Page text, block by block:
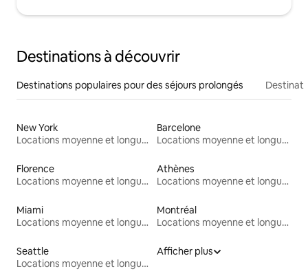
Destinations à découvrir
Destinations populaires pour des séjours prolongés
New York
Locations moyenne et longue durée
Barcelone
Locations moyenne et longue durée
Florence
Locations moyenne et longue durée
Athènes
Locations moyenne et longue durée
Miami
Locations moyenne et longue durée
Montréal
Locations moyenne et longue durée
Seattle
Locations moyenne et longue durée
Afficher plus